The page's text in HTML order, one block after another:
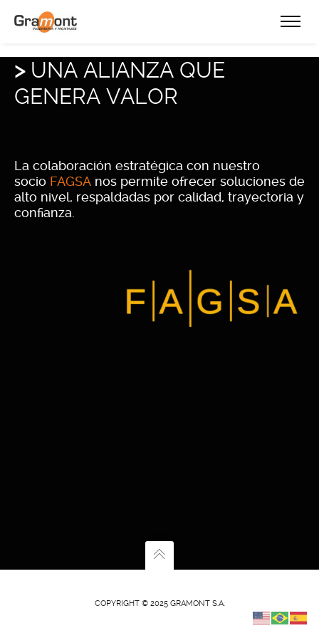
>UNA ALIANZA QUE
GENERA VALOR
La colaboración estratégica con nuestro
socio FAGSA nos permite ofrecer soluciones de
alto nivel, respaldadas por calidad, trayectoria y
confianza.
COPYRIGHT © 2025 GRAMONT S.A.